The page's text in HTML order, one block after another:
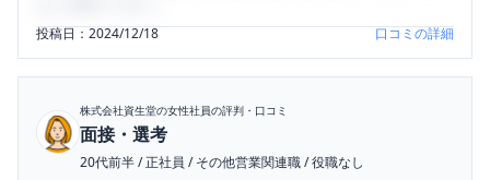
投稿日：2024/12/18 口コミの詳細
株式会社資生堂の女性社員の評判・口コミ
面接・選考
20代前半/正社員 /その他営業関連職/役職なし